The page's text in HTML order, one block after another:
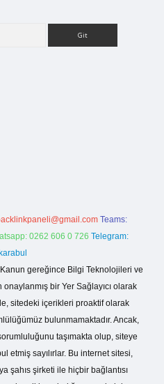
Teams:
0262 606 0 726 Telegram:
Kanun gereğince Bilgi Teknolojileri ve
onaylanmış bir Yer Sağlayıcı olarak
sitedeki içerikleri proaktif olarak
bulunmamaktadır. Ancak,
taşımakta olup, siteye
etmiş sayılırlar. Bu internet sitesi,
şahıs şirketi ile hiçbir bağlantısı